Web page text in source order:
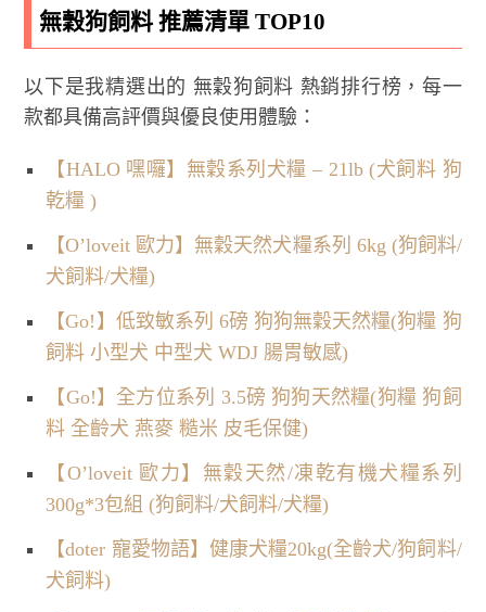
無穀狗飼料 推薦清單 TOP10
以下是我精選出的 無穀狗飼料 熱銷排行榜，每一
款都具備高評價與優良使用體驗：
【HALO 嘿囉】無穀系列犬糧 – 21lb (犬飼料 狗
乾糧 )
【O’loveit 歐力】無穀天然犬糧系列 6kg (狗飼料/
犬飼料/犬糧)
【Go!】低致敏系列 6磅 狗狗無穀天然糧(狗糧 狗
飼料 小型犬 中型犬 WDJ 腸胃敏感)
【Go!】全方位系列 3.5磅 狗狗天然糧(狗糧 狗飼
料 全齡犬 燕麥 糙米 皮毛保健)
【O’loveit 歐力】無穀天然/凍乾有機犬糧系列
300g*3包組 (狗飼料/犬飼料/犬糧)
【doter 寵愛物語】健康犬糧20kg(全齡犬/狗飼料/
犬飼料)